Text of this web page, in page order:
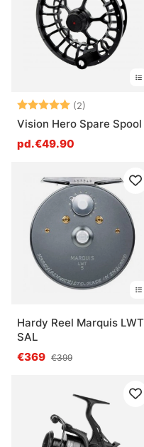
Note: (2)
Vision Hero Spare Spool
pd.€49.90
Hardy Reel Marquis LWT
SAL
€369 €399